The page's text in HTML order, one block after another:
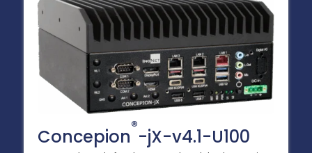
Concepion®-jX-v4.1-U100